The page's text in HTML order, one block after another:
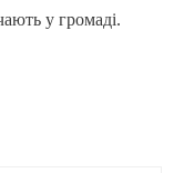
у громаді.